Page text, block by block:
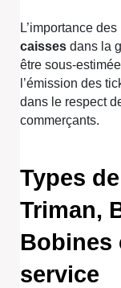
L’importance
caisses dans la
être sous-
l’émission des
dans le respect
commerçants.
Types
Triman,
Bobines
service